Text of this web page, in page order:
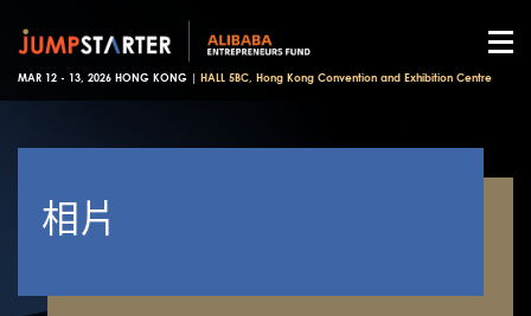
MAR 12 - 13, 2026 HONG KONG | HALL 5BC, Hong Kong Convention and Exhibition Centre
相片